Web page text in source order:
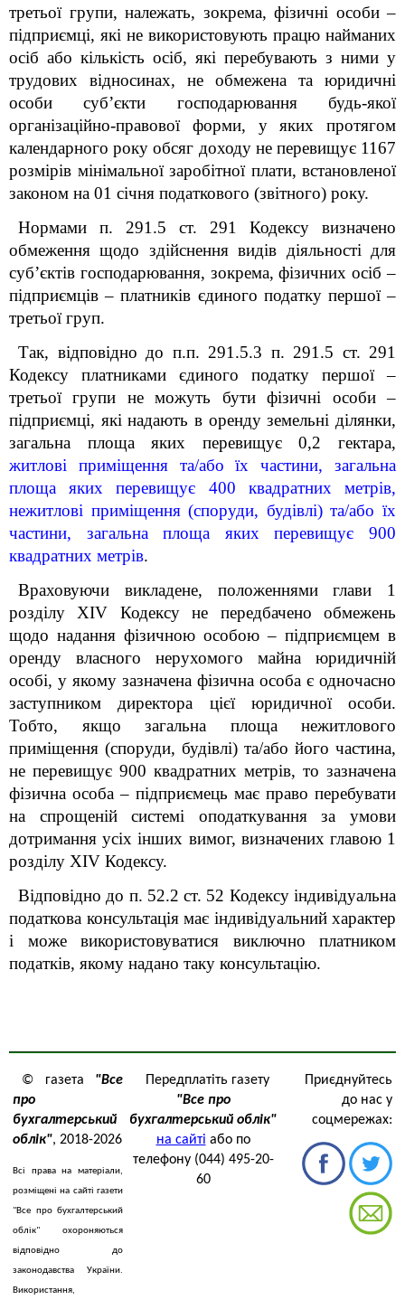
третьої групи, належать, зокрема, фізичні особи –
підприємці, які не використовують працю найманих
осіб або кількість осіб, які перебувають з ними у
трудових відносинах, не обмежена та юридичні
особи суб’єкти господарювання будь-якої
організаційно-правової форми, у яких протягом
календарного року обсяг доходу не перевищує 1167
розмірів мінімальної заробітної плати, встановленої
законом на 01 січня податкового (звітного) року.
Нормами п. 291.5 ст. 291 Кодексу визначено
обмеження щодо здійснення видів діяльності для
суб’єктів господарювання, зокрема, фізичних осіб –
підприємців – платників єдиного податку першої –
третьої груп.
Так, відповідно до п.п. 291.5.3 п. 291.5 ст. 291
Кодексу платниками єдиного податку першої –
третьої групи не можуть бути фізичні особи –
підприємці, які надають в оренду земельні ділянки,
загальна площа яких перевищує 0,2 гектара,
житлові приміщення та/або їх частини, загальна
площа яких перевищує 400 квадратних метрів,
нежитлові приміщення (споруди, будівлі) та/або їх
частини, загальна площа яких перевищує 900
квадратних метрів.
Враховуючи викладене, положеннямиглави 1
розділу XIV Кодексуне передбачено обмежень
щодо надання фізичною особою – підприємцем в
оренду власного нерухомого майна юридичній
особі, у якому зазначена фізична особа є одночасно
заступником директора цієї юридичної особи.
Тобто, якщо загальна площа нежитлового
приміщення (споруди, будівлі) та/або його частина,
не перевищує 900 квадратних метрів, то зазначена
фізична особа – підприємець має право перебувати
на спрощеній системі оподаткування за умови
дотримання усіх інших вимог, визначених главою 1
розділу XIV Кодексу.
Відповідно до п. 52.2 ст. 52 Кодексу індивідуальна
податкова консультація має індивідуальний характер
і може використовуватися виключно платником
податків, якому надано таку консультацію.
© газета "Все
про
бухгалтерський
облік", 2018-2026
Всі права на матеріали,
розміщені на сайті газети
"Все про бухгалтерський
облік" охороняються
відповідно до
законодавства України.
Використання,
Передплатіть газету
"Все про
бухгалтерський облік"
на сайті або по
телефону (044) 495-20-
60
Приєднуйтесь
до нас у
соцмережах: